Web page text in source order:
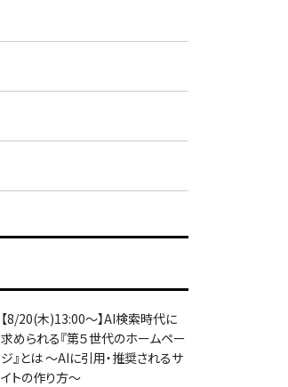
【8/20(木)13:00～】AI検索時代に
求められる『第５世代のホームペー
ジ』とは ～AIに引用・推奨されるサ
イトの作り方～